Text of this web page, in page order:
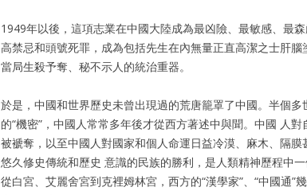
1949年以後，這項志業在中國大陸成為最凶險、最敏感、最
高禁忌和頭號死罪，成為包括先生在內無量正直高潔之士肝
當局生殺予奪、秘不示人的統治重器。
於是，中國和世界歷史未曾出現過的荒唐籠罩了中國。半個
的“機密”，中國人常常多年後才從西方著述中與聞。中國 人
被褫奪，以至中國人對國家和個人命運日益冷漠、麻木、隔
悠久修史傳統和歷史 意識的民族的勝利，是人類精神歷程中
從白宮、艾麗舍宮到克裡姆林宮，西方的“漢學家”、“中國通”